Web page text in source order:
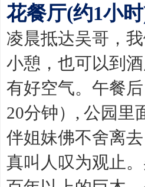
花餐厅(约1小
凌晨抵达吴哥，
小憩，也可以到
有好空气。午餐
20分钟）, 公园里
伴姐妹佛不舍离
真叫人叹为观止